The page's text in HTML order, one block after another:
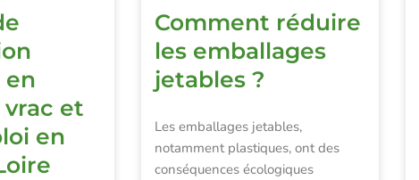
en
et
en
Comment réduire
les emballages
jetables ?
Les emballages jetables,
notamment plastiques, ont des
conséquences écologiques